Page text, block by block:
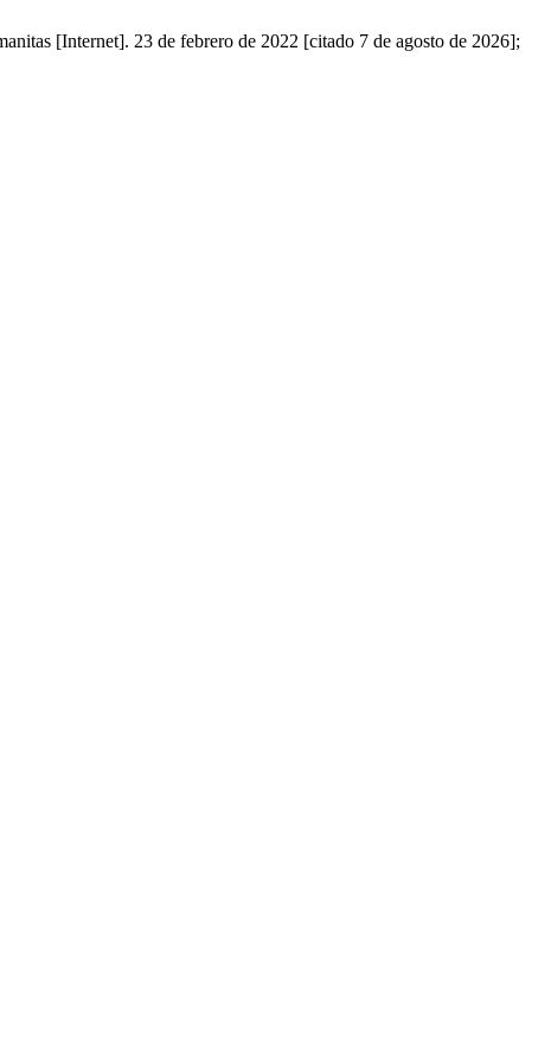
[Internet]. 23 de febrero de 2022 [citado 7 de agosto de 2026];